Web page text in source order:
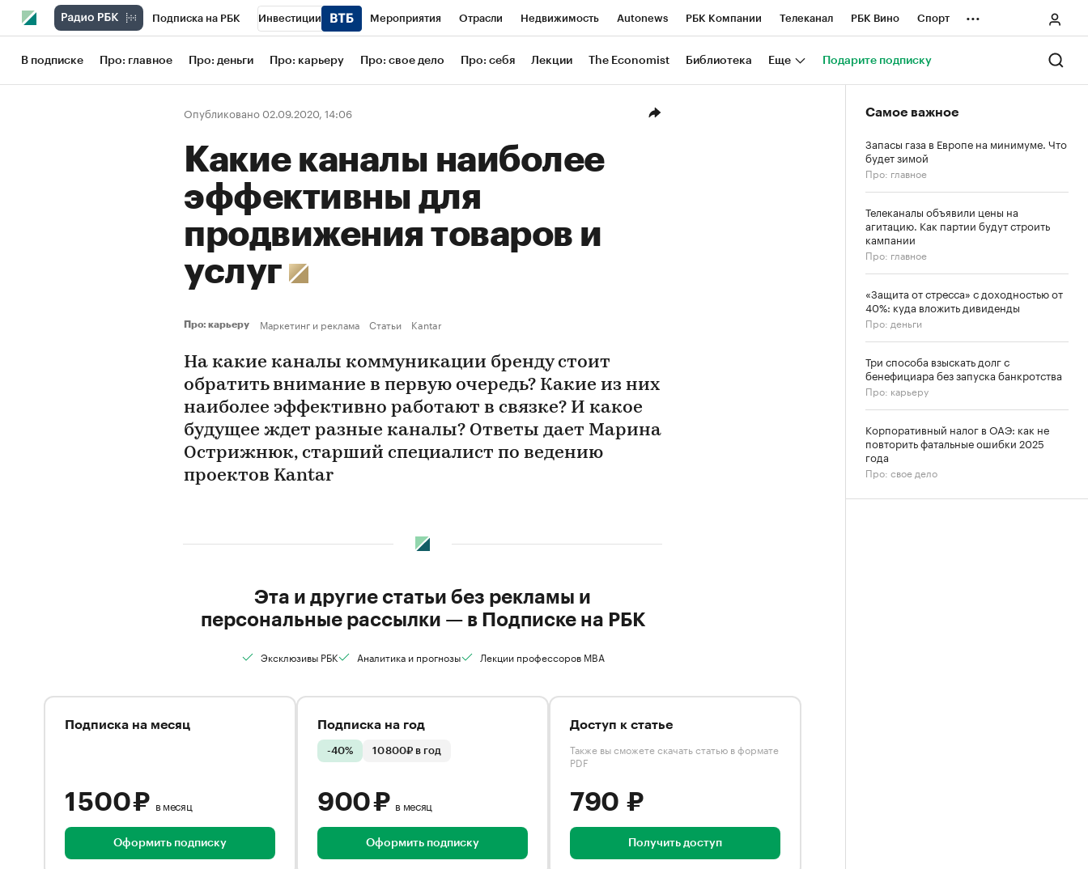
Подписка на РБК Инвестиции Мероприятия Отрасли Недвижимость Autonews РБК Компании Телеканал РБК Вино Спорт
Школа управления РБК РБК Образование РБК Life Тренды Визионеры Национальные проекты Город
Рынок наличной валюты
...
В подписке Про: главное Про: деньги Про: карьеру Про: свое дело Про: себя Лекции The Economist Библиотека Еще Подарите подписку
Опубликовано 02.09.2020, 14:06
Какие каналы наиболее
эффективны для
продвижения товаров и
услуг
Про: карьеру Маркетинг и реклама Статьи Kantar
На какие каналы коммуникации бренду стоит
обратить внимание в первую очередь? Какие из них
наиболее эффективно работают в связке? И какое
будущее ждет разные каналы? Ответы дает Марина
Острижнюк, старший специалист по ведению
проектов Kantar
Эта и другие статьи без рекламы и
персональные рассылки — в Подписке на РБК
Эксклюзивы РБК Аналитика и прогнозы Лекции профессоров MBA
Подписка на месяц
1 500 ₽ в месяц
Оформить подписку
Подписка на год
-40% 10 800₽ в год
900 ₽ в месяц
Оформить подписку
Доступ к статье
Также вы сможете скачать статью в формате
PDF
790 ₽
Получить доступ
Самое важное
Запасы газа в Европе на минимуме. Что
будет зимой
Про: главное
Телеканалы объявили цены на
агитацию. Как партии будут строить
кампании
Про: главное
«Защита от стресса» с доходностью от
40%: куда вложить дивиденды
Про: деньги
Три способа взыскать долг с
бенефициара без запуска банкротства
Про: карьеру
Корпоративный налог в ОАЭ: как не
повторить фатальные ошибки 2025
года
Про: свое дело